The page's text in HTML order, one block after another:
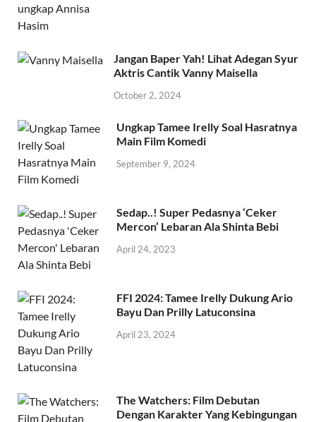
Jangan Baper Yah! Lihat Adegan Syur
Aktris Cantik Vanny Maisella
October 2, 2024
Ungkap Tamee Irelly Soal Hasratnya
Main Film Komedi
September 9, 2024
Sedap..! Super Pedasnya ‘Ceker
Mercon’ Lebaran Ala Shinta Bebi
April 24, 2023
FFI 2024: Tamee Irelly Dukung Ario
Bayu Dan Prilly Latuconsina
April 23, 2024
The Watchers: Film Debutan
Dengan Karakter Yang Kebingungan